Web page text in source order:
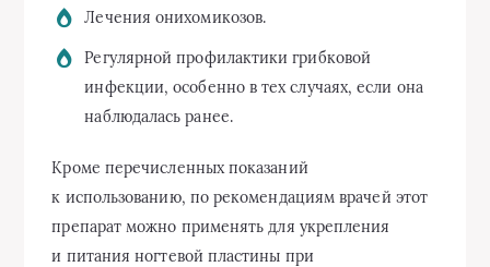
Лечения онихомикозов.
Регулярной профилактики грибковой
инфекции, особенно в тех случаях, если она
наблюдалась ранее.
Кроме перечисленных показаний
к использованию, по рекомендациям врачей этот
препарат можно применять для укрепления
и питания ногтевой пластины при